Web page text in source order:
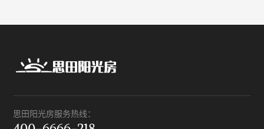
思田阳光房服务热线：